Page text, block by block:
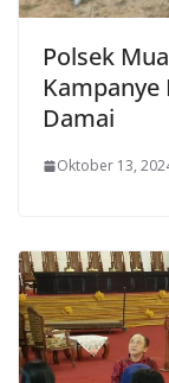
Polsek
Kampanye
Damai
Oktober 13,